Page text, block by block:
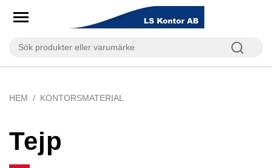
HEM KONTORSMATERIAL
Tejp